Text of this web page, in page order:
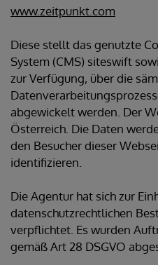
www.zeitpunkt.com
Diese stellt das genutzte
System (CMS) siteswift
zur Verfügung, über die
abgewickelt werden. Der
Österreich. Die Daten
den Besucher dieser
identifizieren.
Die Agentur hat sich zur
datenschutzrechtlichen
verpflichtet. Es wurden
gemäß Art 28 DSGVO